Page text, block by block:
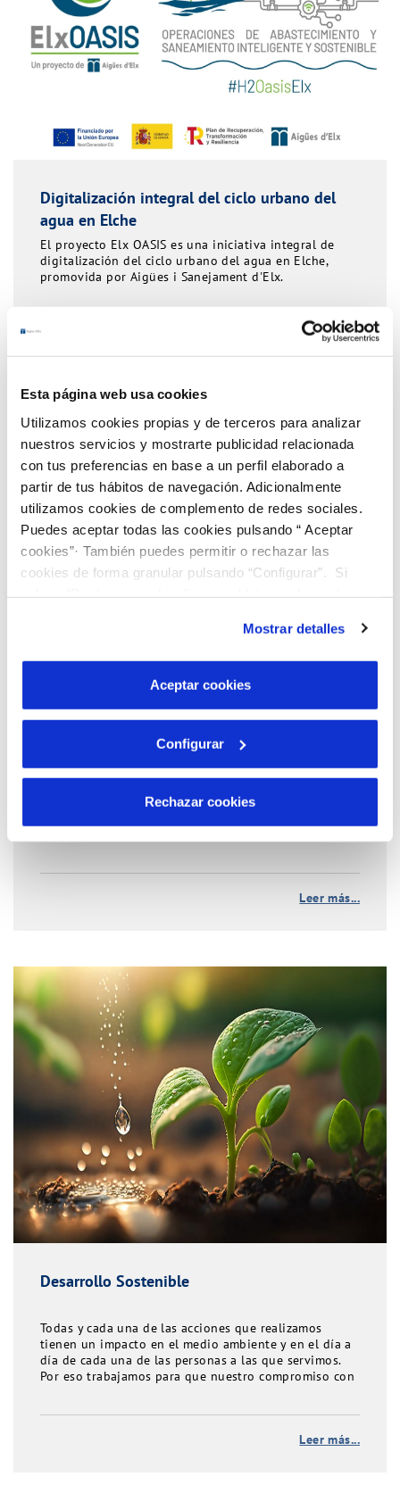
Esta página web usa cookies
Utilizamos cookies propias y de terceros para analizar
nuestros servicios y mostrarte publicidad relacionada
con tus preferencias en base a un perfil elaborado a
partir de tus hábitos de navegación. Adicionalmente
utilizamos cookies de complemento de redes sociales.
Puedes aceptar todas las cookies pulsando “ Aceptar
cookies”· También puedes permitir o rechazar las
cookies de forma granular pulsando “Configurar”. Si
son indispensables para que el sitio web funcione y que
por tanto no se pueden desactivar. Puedes consultar
más información en nuestraPolítica de Cookies
Mostrar detalles
Aceptar cookies
Configurar
Rechazar cookies
Digitalización integral del ciclo urbano del
agua en Elche
El proyecto Elx OASIS es una iniciativa integral de
digitalización del ciclo urbano del agua en Elche,
promovida por Aigües i Sanejament d'Elx.
Leer más...
El Clot de Galvany
medioambiente, Aigües d’Elx gestiona el Paraje
Leer más...
Desarrollo Sostenible
Todas y cada una de las acciones que realizamos
tienen un impacto en el medio ambiente y en el día a
día de cada una de las personas a las que servimos.
Por eso trabajamos para que nuestro compromiso con
Leer más...